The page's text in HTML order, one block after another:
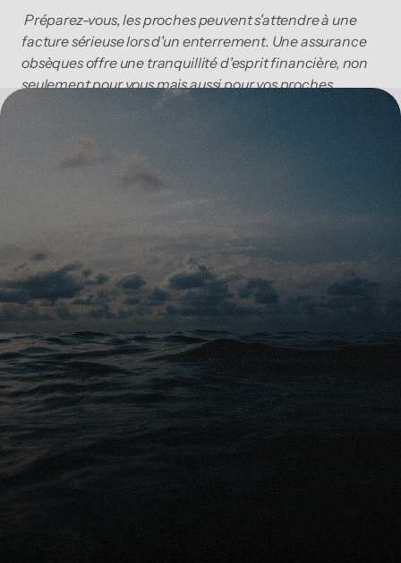
Préparez-vous, les proches peuvent s'attendre à une
facture sérieuse lors d'un enterrement. Une assurance
obsèques offre une tranquillité d'esprit financière, non
seulement pour vous mais aussi pour vos proches.
Souhaitez-vous en savoir plus à ce sujet ? Nous serions
ravis de vous fournir une explication sur mesure.
Prenez rendez-vous
Conseils gratuits
Prêt à protéger financièrement
vos proches?